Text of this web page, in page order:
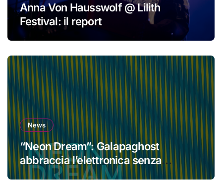
Anna Von Hausswolf @ Lilith
Festival: il report
News
“Neon Dream”: Galapaghost
abbraccia l’elettronica senza
perdere la propria identità